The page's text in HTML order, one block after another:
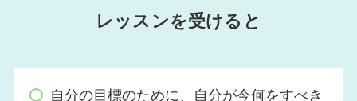
レッスンを受けると
自分の目標のために、自分が今何をすべき